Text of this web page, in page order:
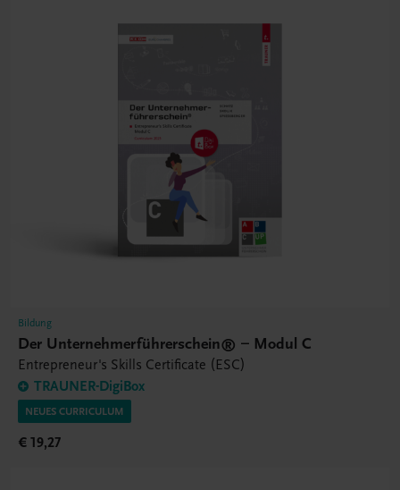
Bildung
Der Unternehmerführerschein® – Modul C
Entrepreneur's Skills Certificate (ESC)
TRAUNER-DigiBox
NEUES CURRICULUM
€ 19,27